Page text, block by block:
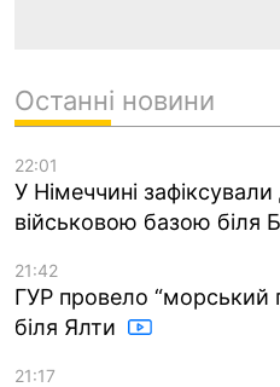
Останні новини
22:01
У Німеччині
військовою базою біля
21:42
ГУР провело “морський
біля Ялти
21:17